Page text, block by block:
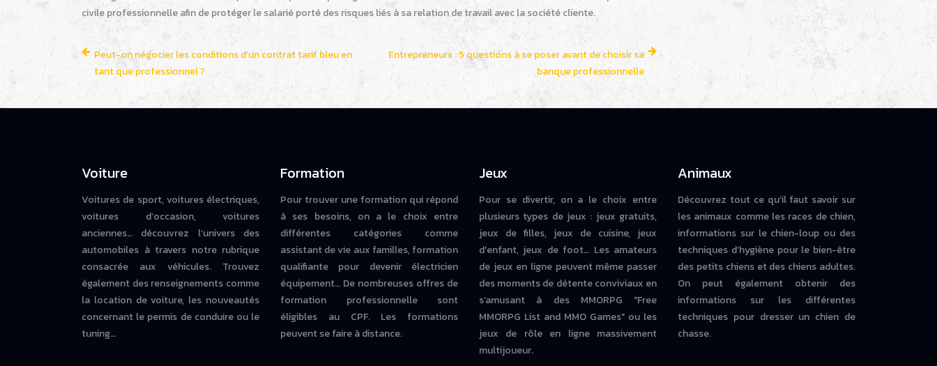
civile professionnelle afin de protéger le salarié porté des risques liés à sa relation de travail avec la société cliente.
Peut-on négocier les conditions d’un contrat tarif bleu en
tant que professionnel ?
Entrepreneurs : 5 questions à se poser avant de choisir sa
banque professionnelle
Voiture
Voitures de sport, voitures électriques,
voitures d’occasion, voitures
anciennes… découvrez l’univers des
automobiles à travers notre rubrique
consacrée aux véhicules. Trouvez
également des renseignements comme
la location de voiture, les nouveautés
concernant le permis de conduire ou le
tuning…
Formation
Pour trouver une formation qui répond
à ses besoins, on a le choix entre
différentes catégories comme
assistant de vie aux familles, formation
qualifiante pour devenir électricien
équipement… De nombreuses offres de
formation professionnelle sont
éligibles au CPF. Les formations
peuvent se faire à distance.
Jeux
Pour se divertir, on a le choix entre
plusieurs types de jeux : jeux gratuits,
jeux de filles, jeux de cuisine, jeux
d'enfant, jeux de foot… Les amateurs
de jeux en ligne peuvent même passer
des moments de détente conviviaux en
s’amusant à des MMORPG "Free
MMORPG List and MMO Games" ou les
jeux de rôle en ligne massivement
multijoueur.
Animaux
Découvrez tout ce qu’il faut savoir sur
les animaux comme les races de chien,
informations sur le chien-loup ou des
techniques d’hygiène pour le bien-être
des petits chiens et des chiens adultes.
On peut également obtenir des
informations sur les différentes
techniques pour dresser un chien de
chasse.